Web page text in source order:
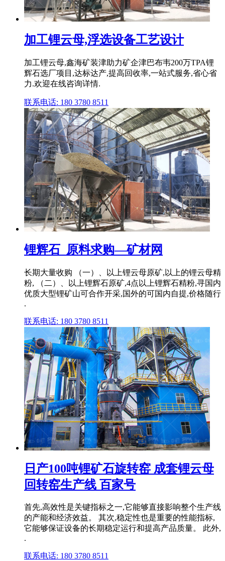
加工锂云母,浮选设备工艺设计
加工锂云母,鑫海矿装津助力矿企津巴布韦200万TPA锂
辉石选厂项目,达标达产,提高回收率,一站式服务,省心省
力.欢迎在线咨询详情.
联系电话: 180 3780 8511
锂辉石_原料求购—矿材网
长期大量收购 （一）、以上锂云母原矿,以上的锂云母精
粉, （二）、以上锂辉石原矿,4点以上锂辉石精粉,寻国内
优质大型锂矿山可合作开采,国外的可国内自提,价格随行
.
联系电话: 180 3780 8511
日产100吨锂矿石旋转窑 成套锂云母
回转窑生产线 百家号
首先,高效性是关键指标之一,它能够直接影响整个生产线
的产能和经济效益。 其次,稳定性也是重要的性能指标,
它能够保证设备的长期稳定运行和提高产品质量。 此外,
.
联系电话: 180 3780 8511